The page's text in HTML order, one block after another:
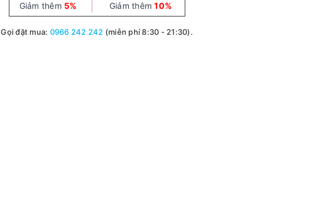
Giảm thêm 5%
Giảm thêm10%
Gọi đặt mua: 0966 242 242 (miễn phí 8:30 - 21:30).